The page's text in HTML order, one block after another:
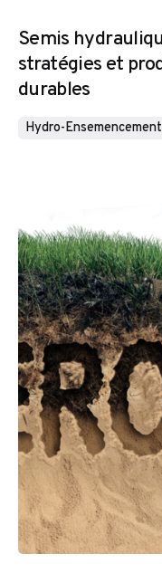
Semis
stratégies et
durables
Hydro-Ensemencement